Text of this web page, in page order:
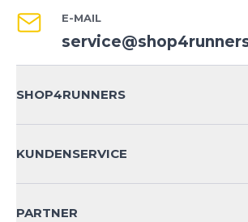
E-MAIL
SHOP4RUNNERS
KUNDENSERVICE
PARTNER